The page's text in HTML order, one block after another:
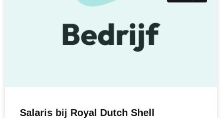
Salaris bij Royal Dutch Shell